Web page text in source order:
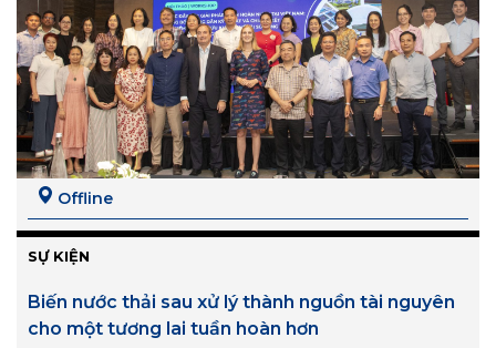
Offline
SỰ KIỆN
Biến nước thải sau xử lý thành nguồn tài nguyên
cho một tương lai tuần hoàn hơn